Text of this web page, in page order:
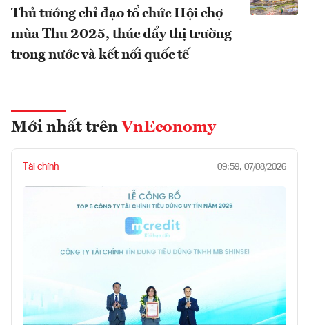
Thủ tướng chỉ đạo tổ chức Hội chợ
mùa Thu 2025, thúc đẩy thị trường
trong nước và kết nối quốc tế
Mới nhất trên VnEconomy
Tài chính 09:59, 07/08/2026